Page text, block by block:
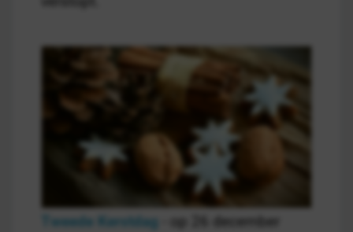
Tweede Kerstdag - op 26 december